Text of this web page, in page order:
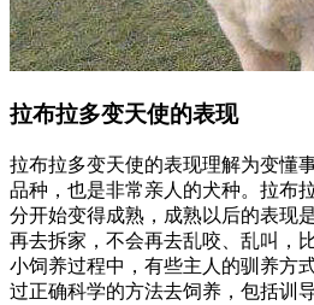
拉布拉多变天使的表现
拉布拉多变天使的表现理解为变懂
品种，也是非常亲人的犬种。拉布
分开始变得成熟，成熟以后的表现
再去拆家，不会再去乱咬、乱叫，
小饲养过程中，有些主人的驯养方
过正确科学的方法去饲养，包括训